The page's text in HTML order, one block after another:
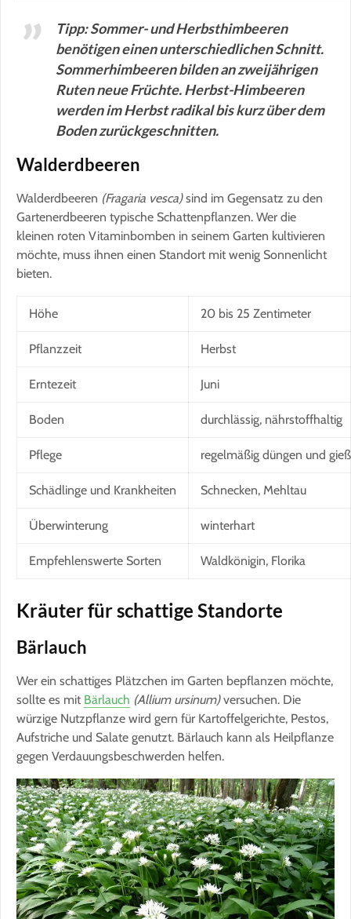
Tipp: Sommer- und Herbsthimbeeren
benötigen einen unterschiedlichen Schnitt.
Sommerhimbeeren bilden an zweijährigen
Ruten neue Früchte. Herbst-Himbeeren
werden im Herbst radikal bis kurz über dem
Boden zurückgeschnitten.
Walderdbeeren
Walderdbeeren (Fragaria vesca)sind im Gegensatz zu den
Gartenerdbeeren typische Schattenpflanzen. Wer die
kleinen roten Vitaminbomben in seinem Garten kultivieren
möchte, muss ihnen einen Standort mit wenig Sonnenlicht
bieten.
Höhe 20 bis 25 Zentimeter
Pflanzzeit Herbst
Erntezeit Juni
Boden durchlässig, nährstoffhaltig
Pflege regelmäßig düngen und
Schädlinge und Krankheiten Schnecken, Mehltau
Überwinterung winterhart
Empfehlenswerte Sorten Waldkönigin, Florika
Kräuter für schattige Standorte
Bärlauch
Wer ein schattiges Plätzchen im Garten bepflanzen möchte,
sollte es mit Bärlauch (Allium ursinum)versuchen. Die
würzige Nutzpflanze wird gern für Kartoffelgerichte, Pestos,
Aufstriche und Salate genutzt. Bärlauch kann als Heilpflanze
gegen Verdauungsbeschwerden helfen.